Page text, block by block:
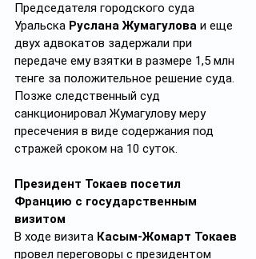
Председателя городского суда
Уральска Руслана Жумагулова и еще
двух адвокатов задержали при
передаче ему взятки в размере 1,5 млн
тенге за положительное решение суда.
Позже следственный суд
санкционировал Жумагулову меру
пресечения в виде содержания под
стражей сроком на 10 суток.
Президент Токаев посетил
Францию с государственным
визитом
В ходе визита Касым-Жомарт Токаев
провел переговоры с президентом